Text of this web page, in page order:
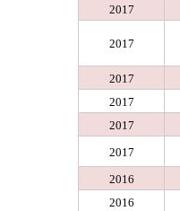
2017
2017
2017
2017
2017
2017
2016
2016